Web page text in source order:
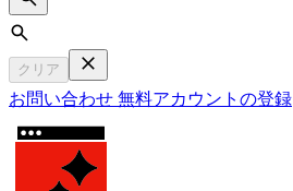
Search
クリア
お問い合わせ 無料アカウントの登録